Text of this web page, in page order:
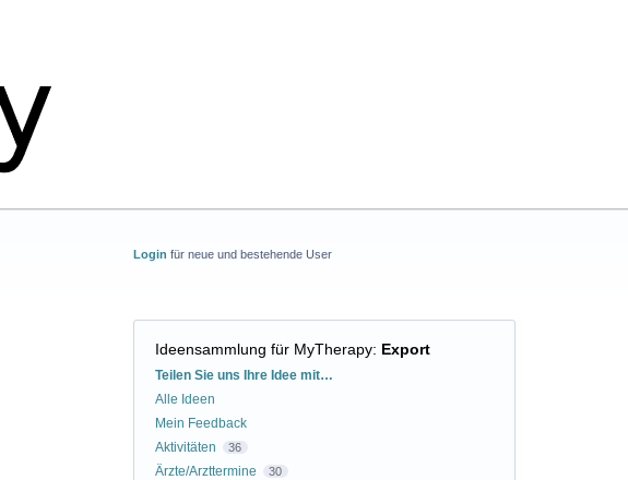
Login für neue und bestehende User
Ideensammlung für MyTherapy: Export
Kategorien
Teilen Sie uns Ihre Idee mit…
Alle Ideen
Mein Feedback
Aktivitäten
36
Ärzte/Arzttermine 30